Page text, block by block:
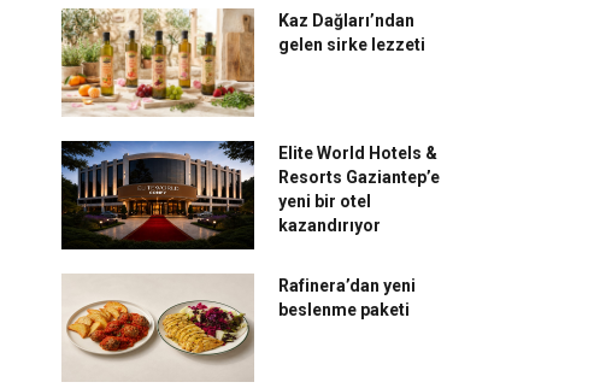
Kaz Dağları’ndan
gelen sirke lezzeti
Elite World Hotels &
Resorts Gaziantep’e
yeni bir otel
kazandırıyor
Rafinera’dan yeni
beslenme paketi